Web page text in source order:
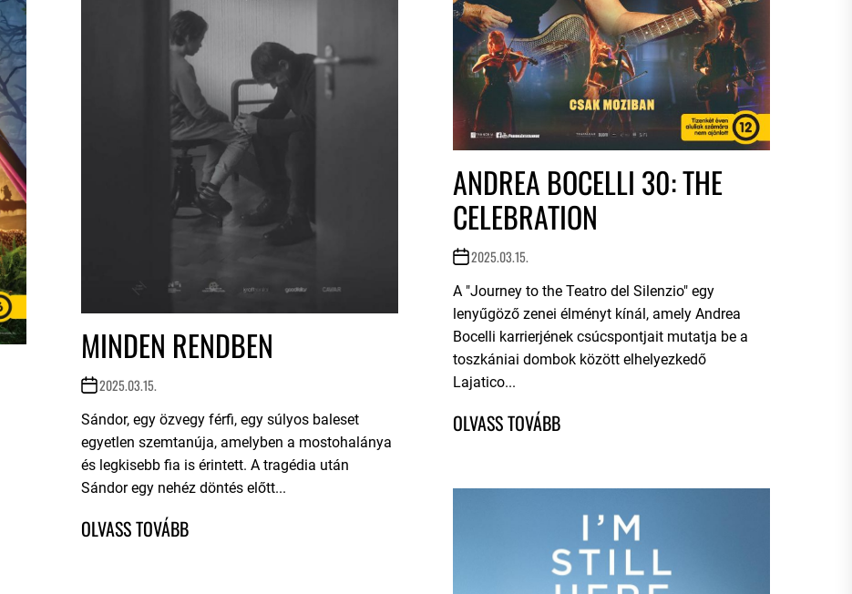
ANDREA BOCELLI 30: THE
CELEBRATION
2025.03.15.
A "Journey to the Teatro del Silenzio" egy
lenyűgöző zenei élményt kínál, amely Andrea
Bocelli karrierjének csúcspontjait mutatja be a
toszkániai dombok között elhelyezkedő
Lajatico...
MINDEN RENDBEN
2025.03.15.
Sándor, egy özvegy férfi, egy súlyos baleset
egyetlen szemtanúja, amelyben a mostohalánya
és legkisebb fia is érintett. A tragédia után
Sándor egy nehéz döntés előtt...